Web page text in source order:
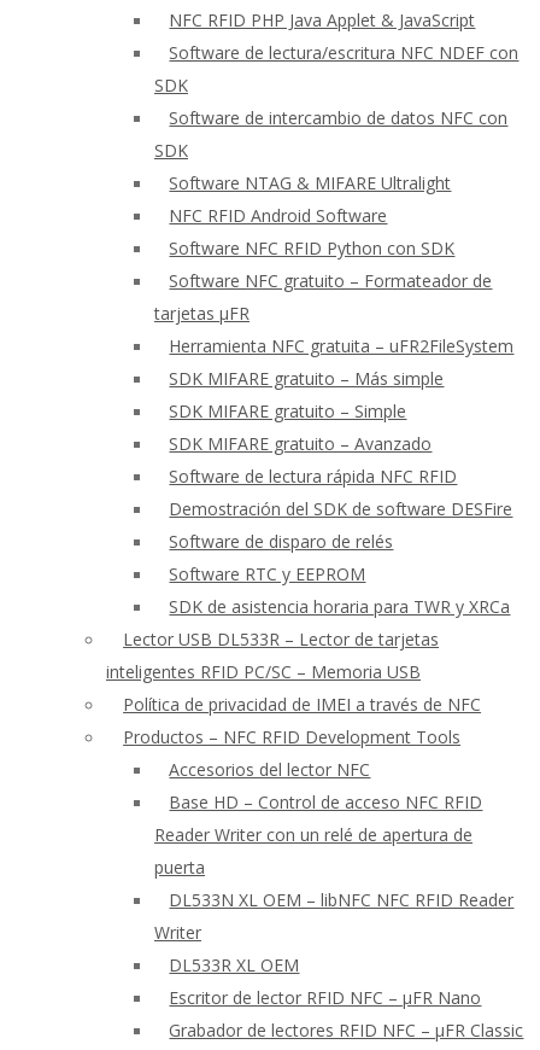
NFC RFID PHP Java Applet & JavaScript
Software de lectura/escritura NFC NDEF con
SDK
Software de intercambio de datos NFC con
SDK
Software NTAG & MIFARE Ultralight
NFC RFID Android Software
Software NFC RFID Python con SDK
Software NFC gratuito – Formateador de
tarjetas μFR
Herramienta NFC gratuita – uFR2FileSystem
SDK MIFARE gratuito – Más simple
SDK MIFARE gratuito – Simple
SDK MIFARE gratuito – Avanzado
Software de lectura rápida NFC RFID
Demostración del SDK de software DESFire
Software de disparo de relés
Software RTC y EEPROM
SDK de asistencia horaria para TWR y XRCa
Lector USB DL533R – Lector de tarjetas
inteligentes RFID PC/SC – Memoria USB
Política de privacidad de IMEI a través de NFC
Productos – NFC RFID Development Tools
Accesorios del lector NFC
Base HD – Control de acceso NFC RFID
Reader Writer con un relé de apertura de
puerta
DL533N XL OEM – libNFC NFC RFID Reader
Writer
DL533R XL OEM
Escritor de lector RFID NFC – μFR Nano
Grabador de lectores RFID NFC – μFR Classic